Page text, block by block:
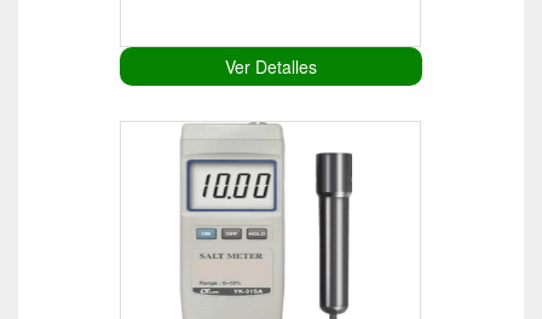
Ver Detalles